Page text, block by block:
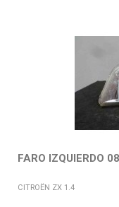
FARO IZQUIERDO
CITROËN ZX 1.4